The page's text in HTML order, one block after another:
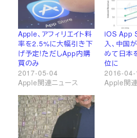
Apple、アフィリエイト料
率を2.5%に大幅引き下
げ予定!ただしApp内購
買のみ
2017-05-04
Apple関連ニュース
iOS App
入、中国
めて日本
位に
2016-04-
Apple関